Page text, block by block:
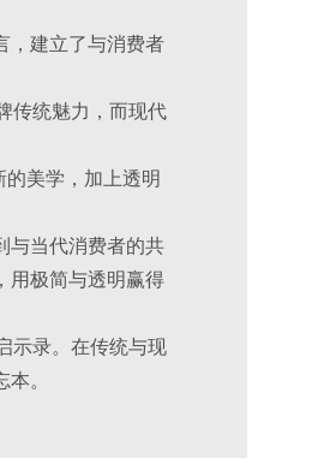
，建立了与消费者
传统魅力，而现代
美学，加上透明
与当代消费者的共
用极简与透明赢得
示录。在传统与现
。